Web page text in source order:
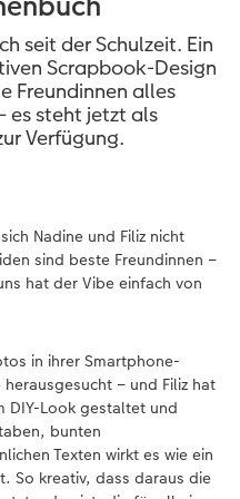
Kids
Poster
mit Design
Fineline
seit der Schulzeit. Ein
Scrapbook-Design
Freundinnen alles
es steht jetzt als
Verfügung.
Nadine und Filiz nicht
sind beste Freundinnen –
hat der Vibe einfach von
in ihrer Smartphone-
– und Filiz hat
DIY-Look gestaltet und
bunten
Texten wirkt es wie ein
So kreativ, dass daraus die